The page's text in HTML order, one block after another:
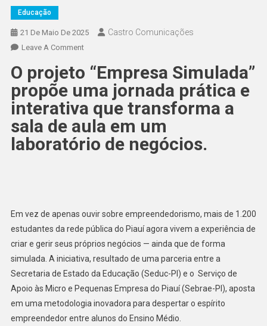
Educação
21 De Maio De 2025 Castro Comunicações
Leave A Comment
O projeto “Empresa Simulada”
propõe uma jornada prática e
interativa que transforma a
sala de aula em um
laboratório de negócios.
Em vez de apenas ouvir sobre empreendedorismo, mais de 1.200
estudantes da rede pública do Piauí agora vivem a experiência de
criar e gerir seus próprios negócios — ainda que de forma
simulada. A iniciativa, resultado de uma parceria entre a
Secretaria de Estado da Educação (Seduc-PI) e o Serviço de
Apoio às Micro e Pequenas Empresa do Piauí (Sebrae-PI), aposta
em uma metodologia inovadora para despertar o espírito
empreendedor entre alunos do Ensino Médio.